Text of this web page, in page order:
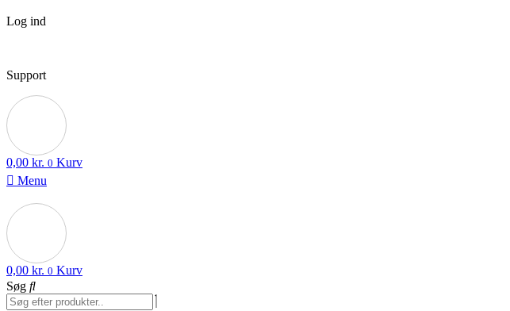
Log ind
Support
0,00 kr. 0 Kurv
Menu
0,00 kr. 0 Kurv
Søg